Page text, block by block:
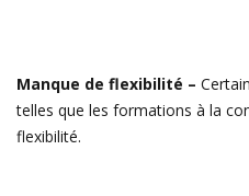
Manque de flexibilité –
telles que les formations à la
flexibilité.